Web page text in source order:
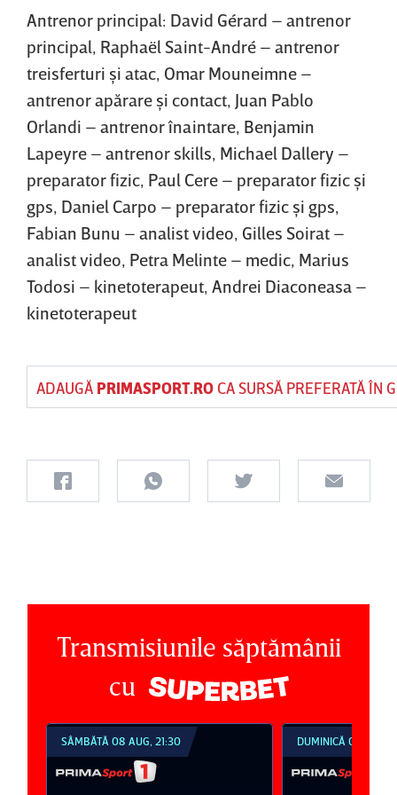
Antrenor principal: David Gérard – antrenor
principal, Raphaël Saint-André – antrenor
treisferturi şi atac, Omar Mouneimne –
antrenor apărare şi contact, Juan Pablo
Orlandi – antrenor înaintare, Benjamin
Lapeyre – antrenor skills, Michael Dallery –
preparator fizic, Paul Cere – preparator fizic şi
gps, Daniel Carpo – preparator fizic şi gps,
Fabian Bunu – analist video, Gilles Soirat –
analist video, Petra Melinte – medic, Marius
Todosi – kinetoterapeut, Andrei Diaconeasa –
kinetoterapeut
ADAUGĂ PRIMASPORT.ROCA SURSĂ PREFERATĂ ÎN
Transmisiunile săptămânii
cu
SÂMBĂTĂ 08 AUG, 21:30 DUMINICĂ 09 AUG,